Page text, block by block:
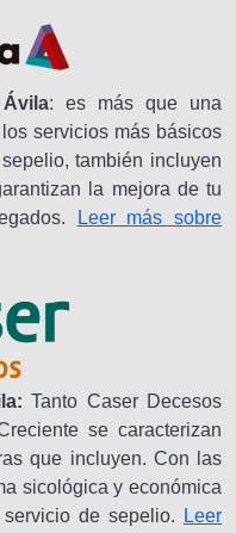
: es más que una
servicios más básicos
también incluyen
la mejora de tu
Leer más sobre
Tanto Caser Decesos
se caracterizan
que incluyen. Con las
sicológica y económica
de sepelio.
Leer